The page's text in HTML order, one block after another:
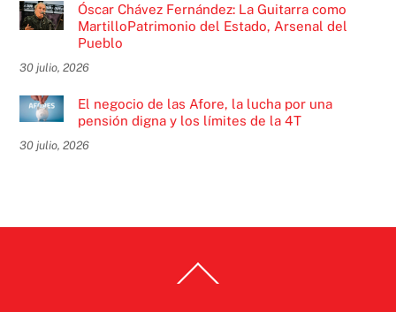
Óscar Chávez Fernández: La Guitarra como
MartilloPatrimonio del Estado, Arsenal del
Pueblo
30 julio, 2026
El negocio de las Afore, la lucha por una
pensión digna y los límites de la 4T
30 julio, 2026
To